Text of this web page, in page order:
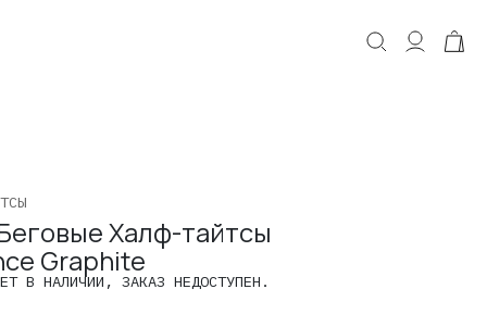
Халф-тайтсы
Graphite
В НАЛИЧИИ, ЗАКАЗ НЕДОСТУПЕН.